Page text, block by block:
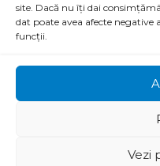
site. Dacă nu îți dai
dat poate avea afecte
funcții.
Vezi
© shopv.ro - All Rights